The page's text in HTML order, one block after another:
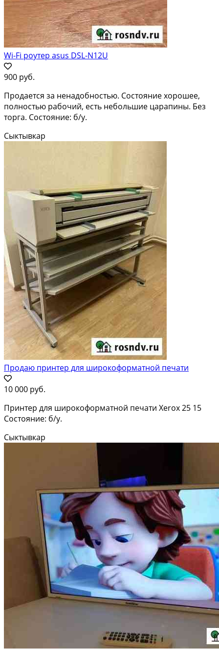
Wi-Fi роутер asus DSL-N12U
900 руб.
Продается за ненадобностью. Состояние хорошее,
полностью рабочий, есть небольшие царапины. Без
торга. Состояние: б/у.
Сыктывкар
Продаю принтер для широкоформатной печати
10 000 руб.
Принтер для широкоформатной печати Xerox 25 15
Состояние: б/у.
Сыктывкар